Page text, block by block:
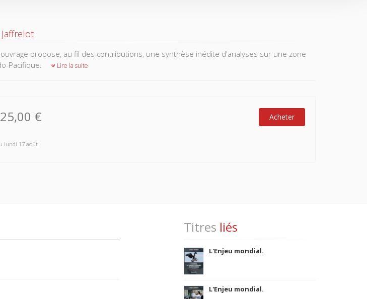
propose, au fil des contributions, une synthèse inédite d'analyses sur une zone
Pacifique.
Lire la suite
25,00 € Acheter
lundi 17 août
Titres liés
L'Enjeu mondial.
L'Enjeu mondial.